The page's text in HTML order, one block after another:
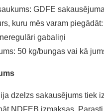
GDFE
kuru mēs varam
gabaliņi
50 kg/bungas vai kā
dzelzs sakausējums tiek
NDFEB izmaksas.